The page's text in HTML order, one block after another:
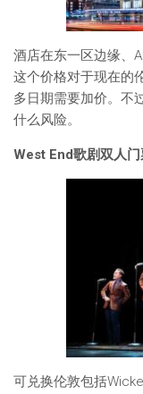
酒店在东一区边缘、
这个价格对于现在的
多日期需要加价。不
什么风险。
West End歌剧双人门
可兑换伦敦包括